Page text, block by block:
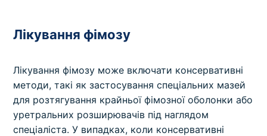
Лікування фімозу
Лікування фімозу може включати консервативні
методи, такі як застосування спеціальних мазей
для розтягування крайньої фімозної оболонки або
уретральних розширювачів під наглядом
спеціаліста. У випадках, коли консервативні